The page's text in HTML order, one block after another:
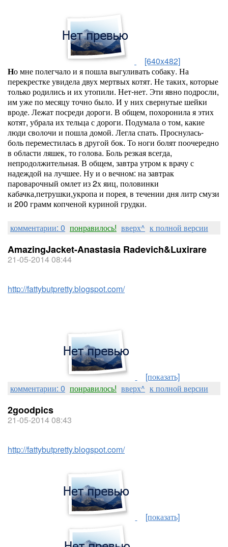
[640x482]
Но мне полегчало и я пошла выгуливать собаку. На
перекрестке увидела двух мертвых котят. Не таких, которые
только родились и их утопили. Нет-нет. Эти явно подросли,
им уже по месяцу точно было. И у них свернутые шейки
вроде. Лежат посреди дороги. В общем, похоронила я этих
котят, убрала их тельца с дороги. Подумала о том, какие
люди сволочи и пошла домой. Легла спать. Проснулась-
боль переместилась в другой бок. То ноги болят поочередно
в области ляшек, то голова. Боль резкая всегда,
непродолжительная. В общем, завтра утром к врачу с
надеждой на лучшее. Ну и о вечном: на завтрак
пароварочный омлет из 2х яиц, половинки
кабачка,петрушки,укропа и порея, в течении дня литр смузи
и 200 грамм копченой куриной грудки.
комментарии: 0 понравилось! вверх^ к полной версии
AmazingJacket-Anastasia Radevich&Luxirare
21-05-2014 08:44
http://fattybutpretty.blogspot.com/
[показать]
комментарии: 0 понравилось! вверх^ к полной версии
2goodpics
21-05-2014 08:43
http://fattybutpretty.blogspot.com/
[показать]